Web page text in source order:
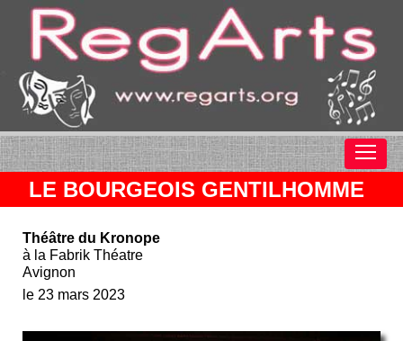
LE BOURGEOIS GENTILHOMME
Théâtre du Kronope
à la Fabrik Théatre
Avignon
le 23 mars 2023